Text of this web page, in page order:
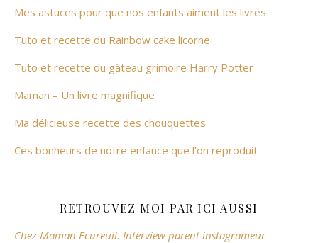
Mes astuces pour que nos enfants aiment les livres
Tuto et recette du Rainbow cake licorne
Tuto et recette du gâteau grimoire Harry Potter
Maman – Un livre magnifique
Ma délicieuse recette des chouquettes
Ces bonheurs de notre enfance que l’on reproduit
RETROUVEZ MOI PAR ICI AUSSI
Chez Maman Ecureuil: Interview parent instagrameur